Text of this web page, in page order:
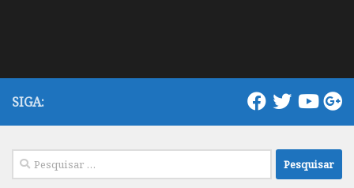
SIGA:
Pesquisar
por: